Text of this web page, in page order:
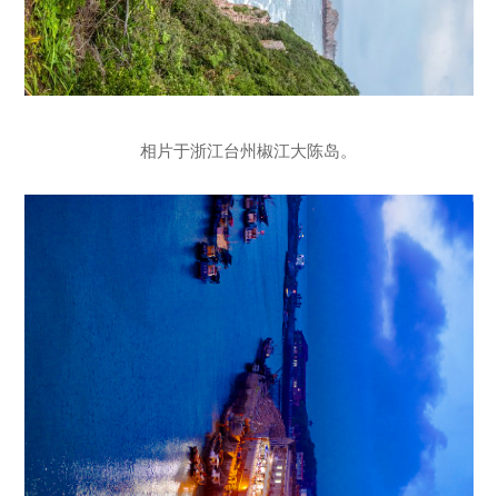
相片于浙江台州椒江大陈岛。